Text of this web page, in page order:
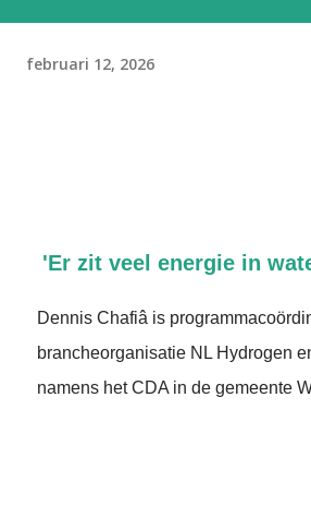
februari 12, 2026
'Er zit veel energie in
Dennis Chafiâ is
brancheorganisatie NL Hydrogen
namens het CDA in de gemeente